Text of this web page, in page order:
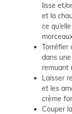
lisse et/
et la
ce
Torréfier
dans
remuant
Laisser
et les
crème
Couper